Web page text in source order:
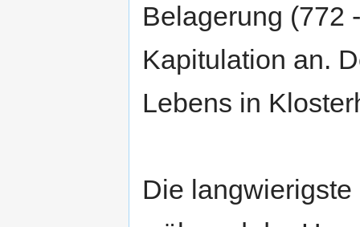
Belagerung (772
Kapitulation an.
Lebens in
Die